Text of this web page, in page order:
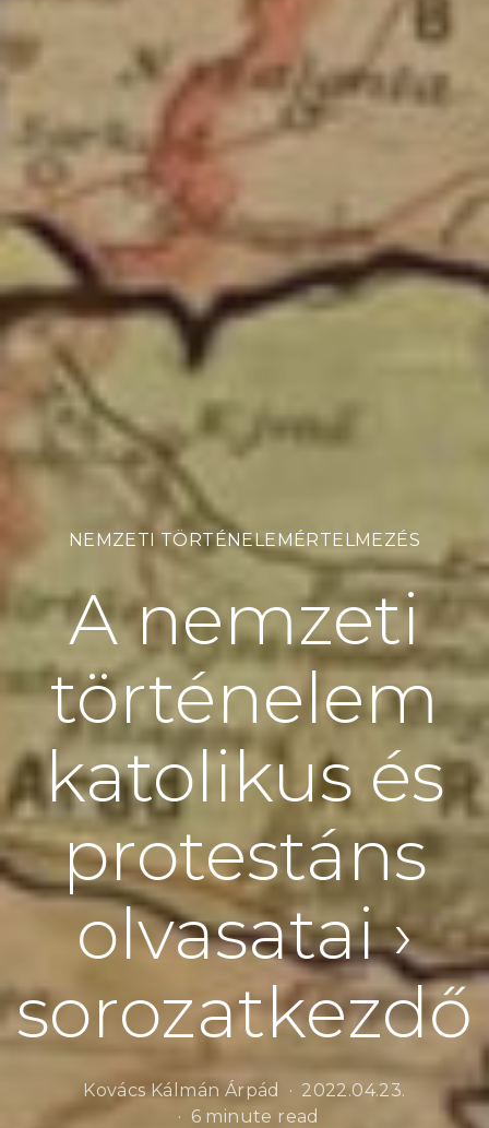
NEMZETI TÖRTÉNELEMÉRTELMEZÉS
A nemzeti
történelem
katolikus és
protestáns
olvasatai ›
sorozatkezdő
Kovács Kálmán Árpád
2022.04.23.
6 minute read